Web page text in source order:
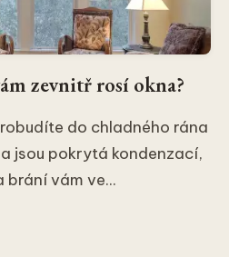
zevnitř rosí okna?
do chladného rána
jsou pokrytá kondenzací,
brání vám ve...